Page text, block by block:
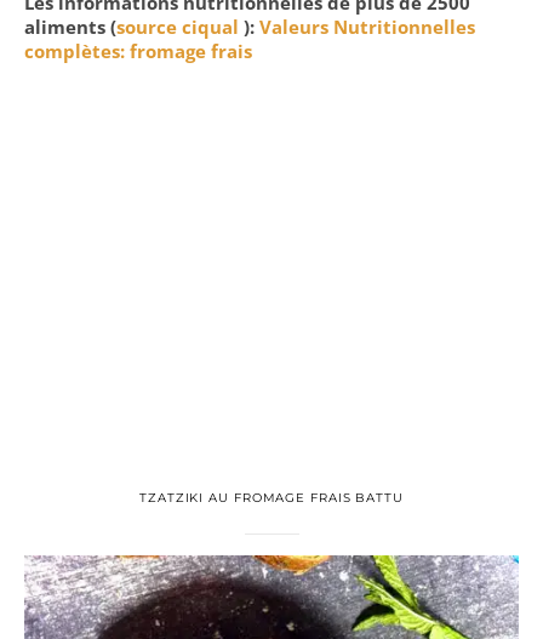
aliments (source ciqual ): Valeurs Nutritionnelles
complètes: fromage frais
TZATZIKI AU FROMAGE FRAIS BATTU